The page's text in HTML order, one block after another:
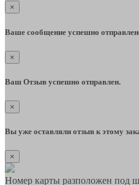
×
Ваше сообщение успешно
×
Ваш Отзыв успешно отправлен.
×
Вы уже оставляли отзыв к этому
×
Номер карты разположен под